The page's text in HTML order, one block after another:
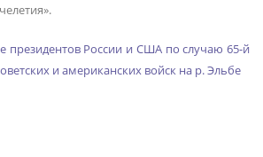
президентов России и США по случаю 65-й
и американских войск на р. Эльбе